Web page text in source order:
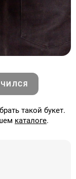
такой букет.
каталоге.